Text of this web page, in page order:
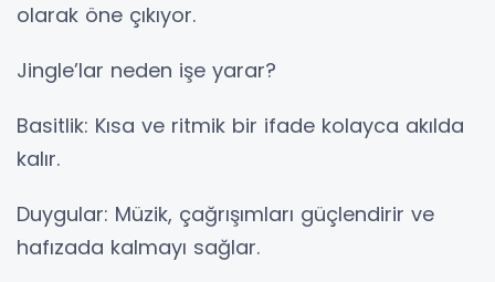
olarak öne çıkıyor.
Jingle’lar neden işe yarar?
Basitlik: Kısa ve ritmik bir ifade kolayca akılda
kalır.
Duygular: Müzik, çağrışımları güçlendirir ve
hafızada kalmayı sağlar.